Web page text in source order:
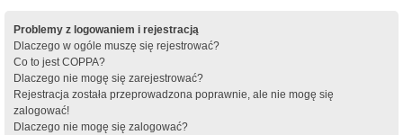
Problemy z logowaniem i rejestracją
Dlaczego w ogóle muszę się rejestrować?
Co to jest COPPA?
Dlaczego nie mogę się zarejestrować?
Rejestracja została przeprowadzona poprawnie, ale nie mogę się
zalogować!
Dlaczego nie mogę się zalogować?